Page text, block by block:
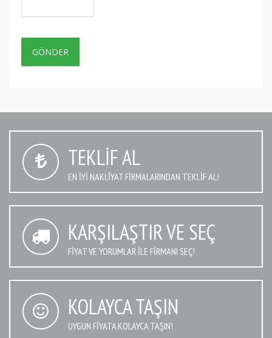
TEKLIF AL
EN IYI NAKLIYAT FIRMALARINDAN TEKLIF AL!
KARŞILAŞTIR VE SEÇ
FIYAT VE YORUMLAR İLE FIRMANI SEÇ!
KOLAYCA TAŞIN
UYGUN FIYATA KOLAYCA TAŞIN!